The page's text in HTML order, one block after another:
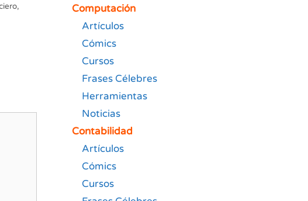
,
Computación
Artículos
Cómics
Cursos
Frases Célebres
Herramientas
Noticias
Contabilidad
Artículos
Cómics
Cursos